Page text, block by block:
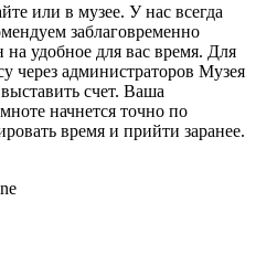
или в музее. У нас всегда
заблаговременно
удобное для вас время. Для
через администраторов Музея
счет. Ваша
начнется точно по
время и прийти заранее.